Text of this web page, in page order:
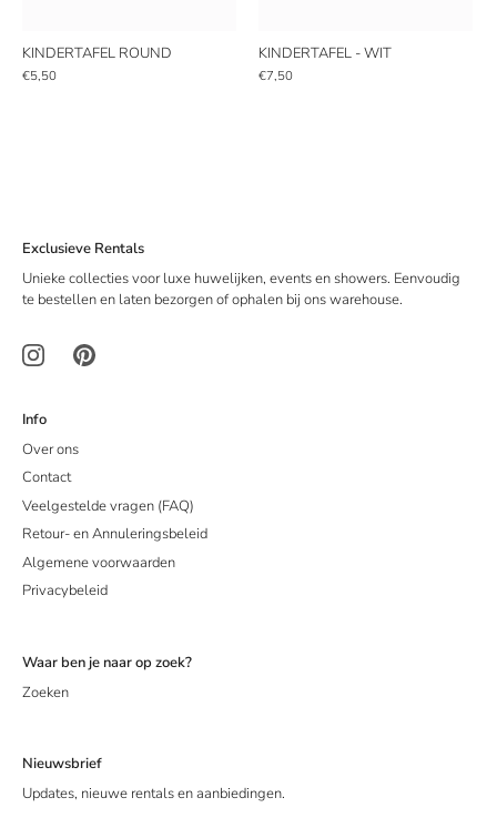
KINDERTAFEL ROUND
€5,50
KINDERTAFEL - WIT
€7,50
Exclusieve Rentals
Unieke collecties voor luxe huwelijken, events en showers. Eenvoudig
te bestellen en laten bezorgen of ophalen bij ons warehouse.
Info
Over ons
Contact
Veelgestelde vragen (FAQ)
Retour- en Annuleringsbeleid
Algemene voorwaarden
Privacybeleid
Waar ben je naar op zoek?
Zoeken
Nieuwsbrief
Updates, nieuwe rentals en aanbiedingen.